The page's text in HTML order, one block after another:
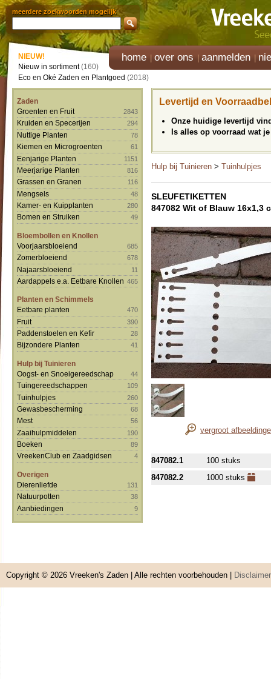
meerdere zoekwoorden mogelijk
home over ons aanmelden
NIEUW!
Nieuw in sortiment(160)
Eco en Oké Zaden en Plantgoed (2018)
Zaden
Groenten en Fruit
2843
Kruiden en Specerijen 294
Nuttige Planten 78
Kiemen en Microgroenten 61
Eenjarige Planten 1151
Meerjarige Planten 816
Grassen en Granen 116
Mengsels 48
Kamer- en Kuipplanten 280
Bomen en Struiken 49
Bloembollen en Knollen
Voorjaarsbloeiend
685
Zomerbloeiend 678
Najaarsbloeiend 11
Aardappels e.a. Eetbare Knollen 465
Planten en Schimmels
Eetbare planten
470
Fruit 390
Paddenstoelen en Kefir 28
Bijzondere Planten 41
Hulp bij Tuinieren
Oogst- en Snoeigereedschap
44
Tuingereedschappen 109
Tuinhulpjes 260
Gewasbescherming 68
Mest 56
Zaaihulpmiddelen 190
Boeken 89
VreekenClub en Zaadgidsen 4
Overigen
Dierenliefde
131
Natuurpotten 38
Aanbiedingen 9
Levertijd en
Onze huidige levertijd
Is alles op voorraad wat
Hulp bij Tuinieren > Tuinhulpjes
SLEUFETIKETTEN
847082 Wit of Blauw 16x1,3
vergroot
847082.1
100 stuks
847082.2
1000 stuks
Copyright © 2026 Vreeken's Zaden | Alle rechten voorbehouden | Disclaimer